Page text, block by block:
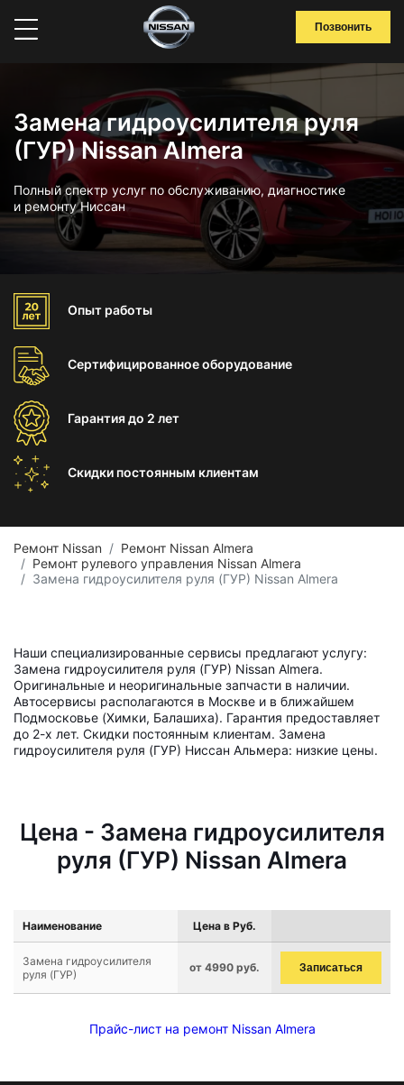
Позвонить
Замена гидроусилителя руля
(ГУР) Nissan Almera
Полный спектр услуг по обслуживанию, диагностике
и ремонту Ниссан
Опыт работы
Сертифицированноеоборудование
Гарантиядо 2 лет
Скидки постоянным клиентам
Ремонт Nissan
Ремонт Nissan Almera
Ремонт рулевого управления Nissan Almera
Замена гидроусилителя руля (ГУР) Nissan Almera
Наши специализированные сервисы предлагают услугу:
Замена гидроусилителя руля (ГУР) Nissan Almera.
Оригинальные и неоригинальные запчасти в наличии.
Автосервисы располагаются в Москве и в ближайшем
Подмосковье (Химки, Балашиха). Гарантия предоставляет
до 2-х лет. Скидки постоянным клиентам. Замена
гидроусилителя руля (ГУР) Ниссан Альмера: низкие цены.
Цена - Замена гидроусилителя
руля (ГУР) Nissan Almera
Наименование Цена в Руб.
Замена гидроусилителя
руля (ГУР)
от 4990 руб. Записаться
Прайс-лист на ремонт Nissan Almera